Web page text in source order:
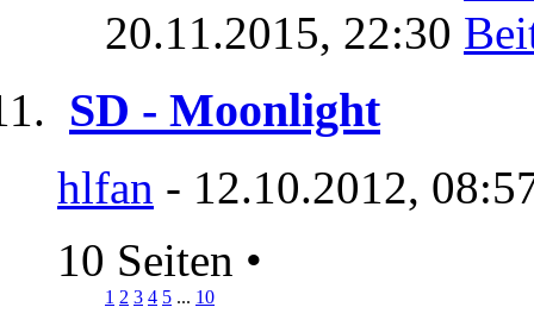
20.11.2015, 22:30
SD - Moonlight
hlfan - 12.10.2012,
10 Seiten •
1 2 3 4 5 ... 10